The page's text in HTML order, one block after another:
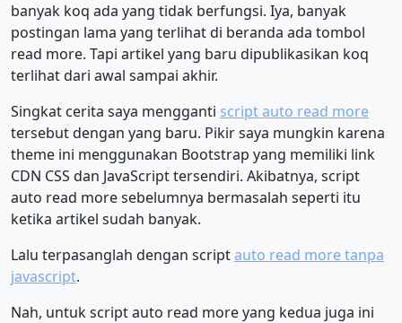
banyak koq ada yang tidak berfungsi. Iya, banyak
postingan lama yang terlihat di beranda ada tombol
read more. Tapi artikel yang baru dipublikasikan koq
terlihat dari awal sampai akhir.
Singkat cerita saya mengganti script auto read more
tersebut dengan yang baru. Pikir saya mungkin karena
theme ini menggunakan Bootstrap yang memiliki link
CDN CSS dan JavaScript tersendiri. Akibatnya, script
auto read more sebelumnya bermasalah seperti itu
ketika artikel sudah banyak.
Lalu terpasanglah dengan scriptauto read more tanpa
javascript.
Nah, untuk script auto read more yang kedua juga ini